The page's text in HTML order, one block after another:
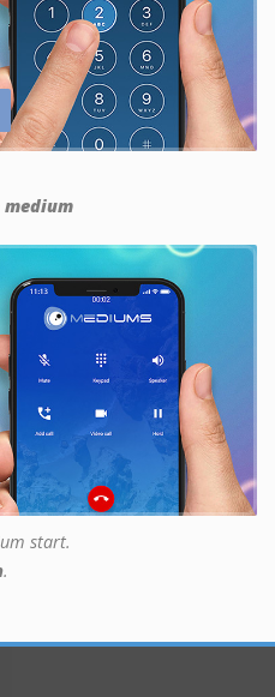
medium
start.
.